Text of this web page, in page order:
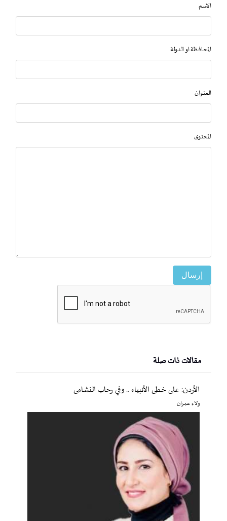
الاسم
المحافظة او الدولة
العنوان
المحتوى
إرسال
مقالات ذات صلة
الأردن: على خطى الأنبياء .. وفي رحاب النشامى
ولاء عمران